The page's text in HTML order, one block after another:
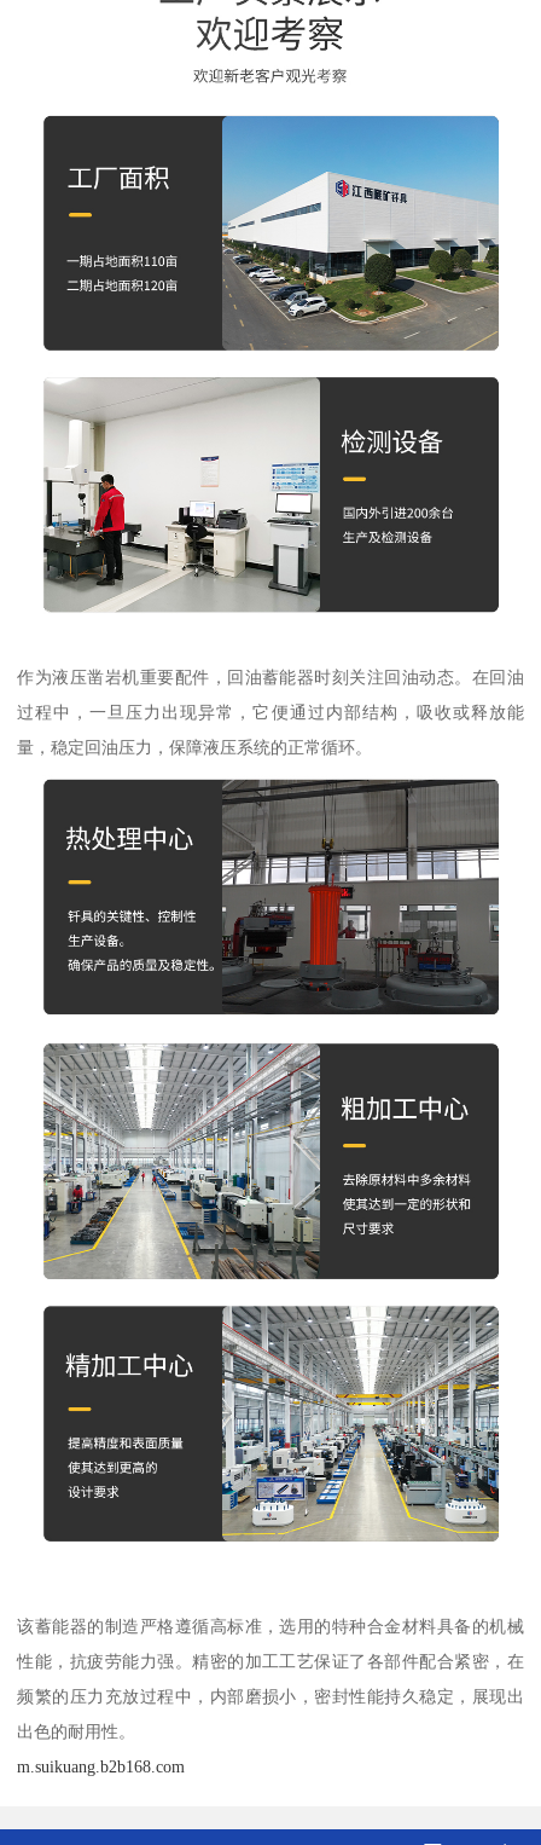
作为液压凿岩机重要配件，回油蓄能器时刻关注回油动态。在回油
过程中，一旦压力出现异常，它便通过内部结构，吸收或释放能
量，稳定回油压力，保障液压系统的正常循环。
该蓄能器的制造严格遵循高标准，选用的特种合金材料具备的机械
性能，抗疲劳能力强。精密的加工工艺保证了各部件配合紧密，在
频繁的压力充放过程中，内部磨损小，密封性能持久稳定，展现出
出色的耐用性。
m.suikuang.b2b168.com